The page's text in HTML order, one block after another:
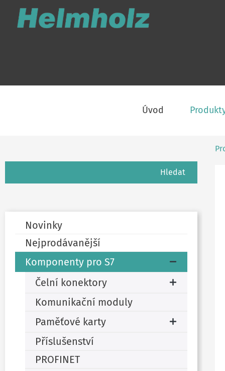
Úvod
Novinky
Nejprodávanější
Komponenty pro S7
Čelní konektory
Komunikační moduly
Paměťové karty
Příslušenství
PROFINET